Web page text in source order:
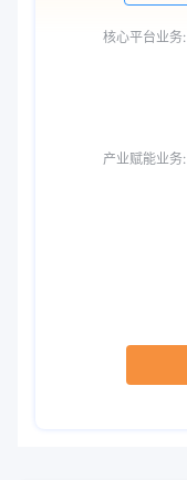
核心平台业务:
产业赋能业务: